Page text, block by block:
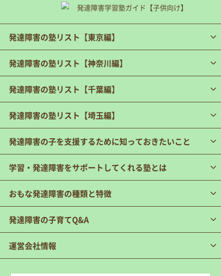
発達障害の塾リスト【東京編】
発達障害の塾リスト【神奈川編】
発達障害の塾リスト【千葉編】
発達障害の塾リスト【埼玉編】
発達障害の子を支援するために知っておきたいこと
学習・発達障害をサポートしてくれる塾とは
おもな発達障害の種類と特徴
発達障害の子育てQ&A
運営会社情報